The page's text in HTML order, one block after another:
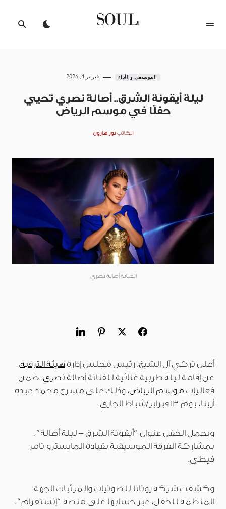
الموسيقى والأداء فبراير 4, 2026
ليلة أيقونة الشرق.. أصالة نصري تحيي
حفلًا في موسم الرياض
الكاتب نور هارون
الفنانة أصالة نصري
أعلن تركي آل الشيخ، رئيس مجلس إدارة هيئة الترفيه،
عن إقامة ليلة طربية غنائية للفنانةأصالة نصري، ضمن
فعاليات موسم الرياض، وذلك على مسرح محمد عبده
أرينا، يوم 13 فبراير/شباط الجاري.
ويحمل الحفل عنوان “أيقونة الشرق – ليلة أصالة”،
بمشاركة الفرقة الموسيقية بقيادة المايسترو تامر
فيظي.
وكشفت شركة روتانا للصوتيات والمرئيات الجهة
المنظمة للحفل، عبر حسابها على منصة “إنستغرام”،